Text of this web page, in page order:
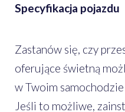
Specyfikacja pojazdu
Zastanów się, czy
oferujące świetną
w Twoim
Jeśli to możliwe,